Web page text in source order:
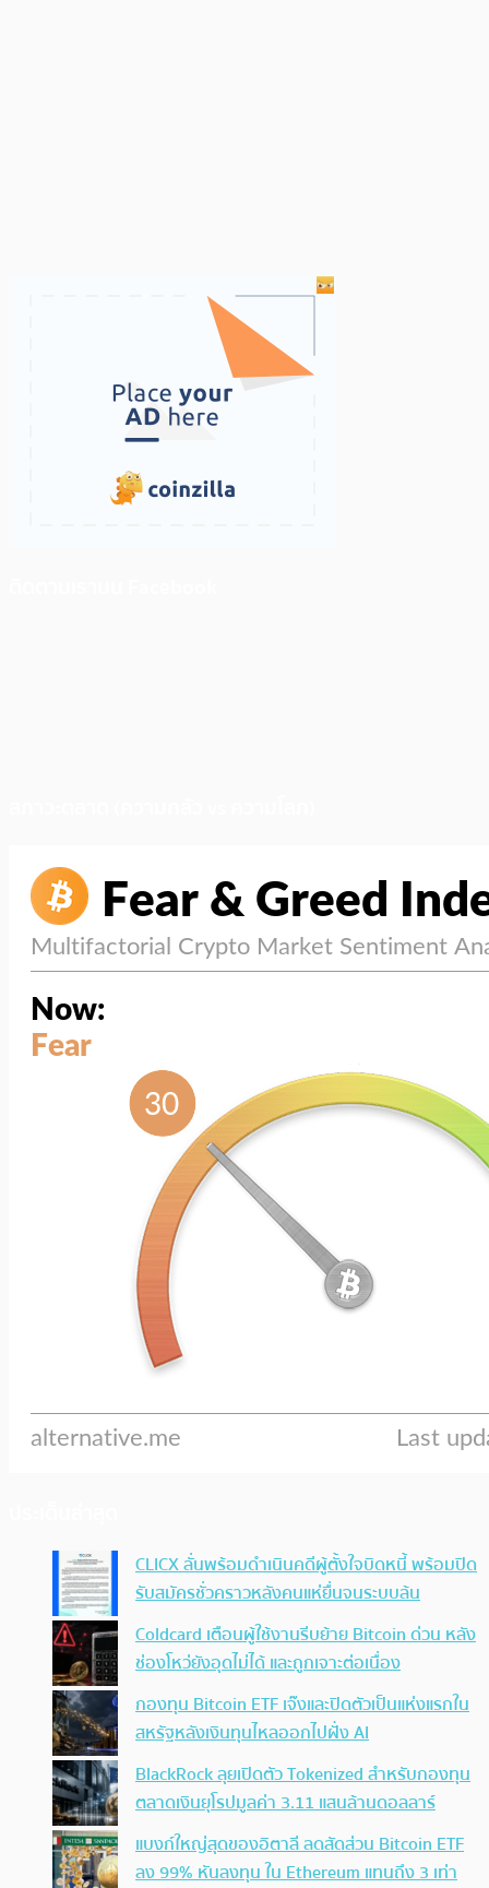
CLICX ลั่นพร้อมดำเนินคดีผู้ตั้งใจบิดหนี้ พร้อมปิด
รับสมัครชั่วคราวหลังคนแห่ยื่นจนระบบล้น
Coldcard เตือนผู้ใช้งานรีบย้าย Bitcoin ด่วน หลัง
ช่องโหว่ยังอุดไม่ได้ และถูกเจาะต่อเนื่อง
กองทุน Bitcoin ETF เจ๊งและปิดตัวเป็นแห่งแรกใน
สหรัฐหลังเงินทุนไหลออกไปฝั่ง AI
BlackRock ลุยเปิดตัว Tokenized สำหรับกองทุน
ตลาดเงินยุโรปมูลค่า 3.11 แสนล้านดอลลาร์
แบงก์ใหญ่สุดของอิตาลี ลดสัดส่วน Bitcoin ETF
ลง 99% หันลงทุน ใน Ethereum แทนถึง 3 เท่า